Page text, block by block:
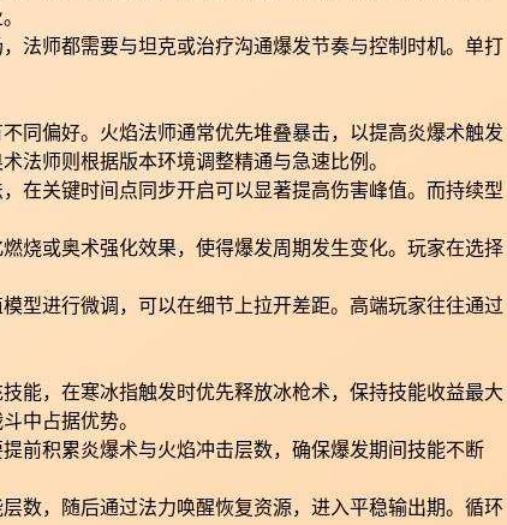
法师都需要与坦克或治疗沟通爆发节奏与控制时机。单打
同偏好。火焰法师通常优先堆叠暴击，以提高炎爆术触发
法师则根据版本环境调整精通与急速比例。
在关键时间点同步开启可以显著提高伤害峰值。而持续型
烧或奥术强化效果，使得爆发周期发生变化。玩家在选择
型进行微调，可以在细节上拉开差距。高端玩家往往通过
能，在寒冰指触发时优先释放冰枪术，保持技能收益最大
中占据优势。
前积累炎爆术与火焰冲击层数，确保爆发期间技能不断
数，随后通过法力唤醒恢复资源，进入平稳输出期。循环